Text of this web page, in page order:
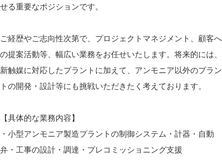
せる重要なポジションです。
ご経歴やご志向性次第で、プロジェクトマネジメント、顧客へ
の提案活動等、幅広い業務をお任せいたします。将来的には、
新触媒に対応したプラントに加えて、アンモニア以外のプラン
トの開発・設計等にも挑戦いただきたく考えております。
【具体的な業務内容】
・小型アンモニア製造プラントの制御システム・計器・自動
弁・工事の設計・調達・プレコミッショニング支援